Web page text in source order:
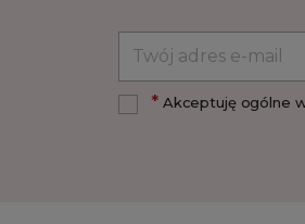
*Akceptuję ogólne